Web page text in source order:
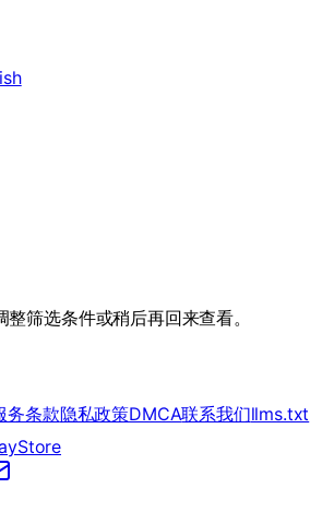
筛选条件或稍后再回来查看。
务条款隐私政策DMCA联系我们llms.txt